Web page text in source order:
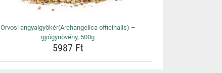
Orvosi angyalgyökér(Archangelica officinalis) –
gyógynövény, 500g
5987 Ft